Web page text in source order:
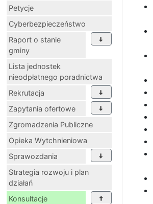
Petycje
Cyberbezpieczeństwo
Raport o stanie
gminy
Lista jednostek
nieodpłatnego poradnictwa
Rekrutacja
Zapytania ofertowe
Zgromadzenia Publiczne
Opieka Wytchnieniowa
Sprawozdania
Strategia rozwoju i plan
działań
Konsultacje